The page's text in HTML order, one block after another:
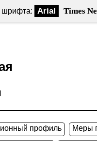
шрифта: Arial Times
профиль Меры